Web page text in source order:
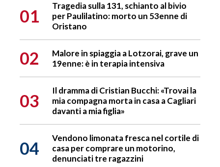
01
Tragedia sulla 131, schianto al bivio
per Paulilatino: morto un 53enne di
Oristano
02
Malore in spiaggia a Lotzorai, grave un
19enne: è in terapia intensiva
03
Il dramma di Cristian Bucchi: «Trovai la
mia compagna morta in casa a Cagliari
davanti a mia figlia»
04
Vendono limonata fresca nel cortile di
casa per comprare un motorino,
denunciati tre ragazzini